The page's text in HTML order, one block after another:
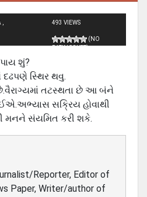
493 VIEWS
(NO
RATINGS YET)
શું?
સ્થિર થવુ.
તટસ્થતા છે આ બંને
સક્રિય હોવાથી
મનને સંયમિત કરી શકે.
Reporter, Editor of
Paper, Writer/author of